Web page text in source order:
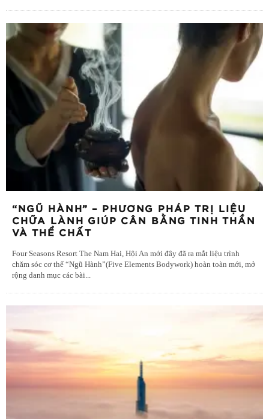
“NGŨ HÀNH” – PHƯƠNG PHÁP TRỊ LIỆU
CHỮA LÀNH GIÚP CÂN BẰNG TINH THẦN
VÀ THỂ CHẤT
Four Seasons Resort The Nam Hai, Hội An mới đây đã ra mắt liệu trình
chăm sóc cơ thể “Ngũ Hành”(Five Elements Bodywork) hoàn toàn mới, mở
rộng danh mục các bài...